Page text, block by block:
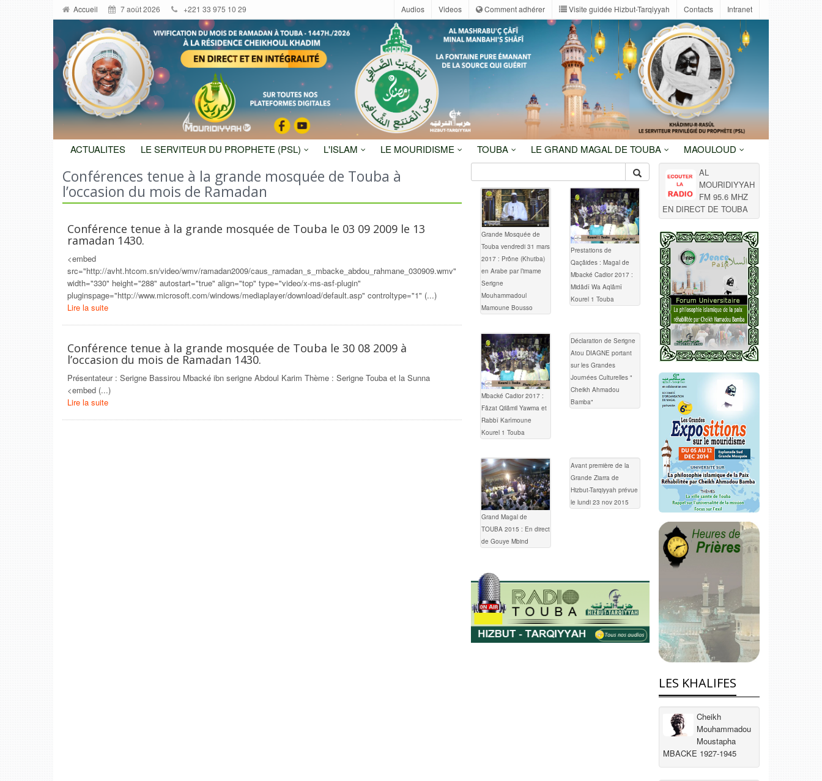
Accueil 7 août 2026 +221 33 975 10 29 Audios Videos Comment adhérer Visite guidée Hizbut-Tarqiyyah Contacts Intranet
ACTUALITES LE SERVITEUR DU PROPHETE (PSL) L'ISLAM LE MOURIDISME TOUBA LE GRAND MAGAL DE TOUBA MAOULOUD
Conférences tenue à la grande mosquée de Touba à
l’occasion du mois de Ramadan
Conférence tenue à la grande mosquée de Touba le 03 09 2009 le 13
ramadan 1430.
<embed
src="http://avht.htcom.sn/video/wmv/ramadan2009/caus_ramadan_s_mbacke_abdou_rahmane_030909.wmv"
width="330" height="288" autostart="true" align="top" type="video/x-ms-asf-plugin"
pluginspage="http://www.microsoft.com/windows/mediaplayer/download/default.asp" controltype="1" (...)
Lire la suite
Conférence tenue à la grande mosquée de Touba le 30 08 2009 à
l’occasion du mois de Ramadan 1430.
Présentateur : Serigne Bassirou Mbacké ibn serigne Abdoul Karim Thème : Serigne Touba et la Sunna
<embed (...)
Lire la suite
Grande Mosquée de
Touba vendredi 31 mars
2017 : Prône (Khutba)
en Arabe par l’imame
Serigne
Mouhammadoul
Mamoune Bousso
Prestations de
Qaçâides : Magal de
Mbacké Cadior 2017 :
Midâdî Wa Aqlâmî
Kourel 1 Touba
Mbacké Cadior 2017 :
Fâzat Qilâmil Yawma et
Rabbî Karîmoune
Kourel 1 Touba
Déclaration de Serigne
Atou DIAGNE portant
sur les Grandes
Journées Culturelles "
Cheikh Ahmadou
Bamba"
Grand Magal de
TOUBA 2015 : En direct
de Gouye Mbind
Avant première de la
Grande Ziarra de
Hizbut-Tarqiyyah prévue
le lundi 23 nov 2015
AL
MOURIDIYYAH
FM 95.6 MHZ
EN DIRECT DE TOUBA
LES KHALIFES
Cheikh
Mouhammadou
Moustapha
MBACKE 1927-1945